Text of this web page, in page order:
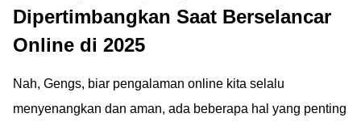
Dipertimbangkan Saat Berselancar
Online di 2025
Nah, Gengs, biar pengalaman online kita selalu
menyenangkan dan aman, ada beberapa hal yang penting